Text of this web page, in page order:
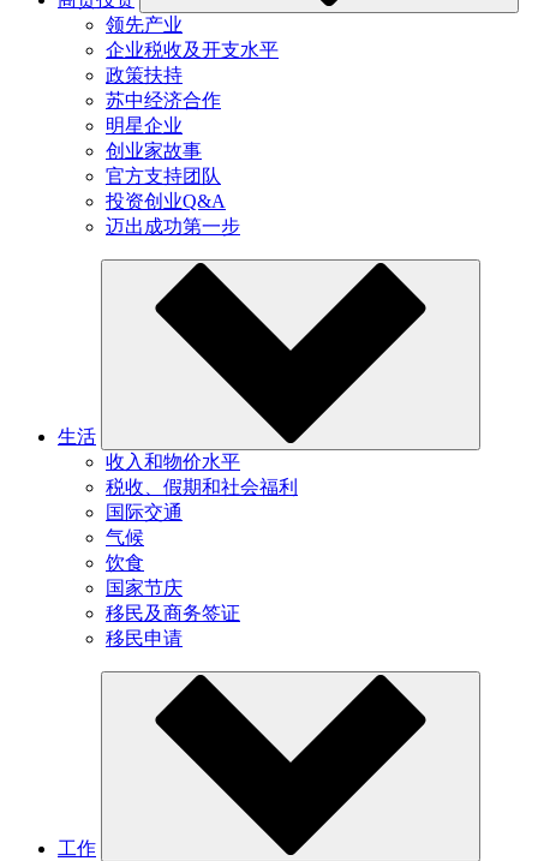
领先产业
企业税收及开支水平
政策扶持
苏中经济合作
明星企业
创业家故事
官方支持团队
投资创业Q&A
迈出成功第一步
生活
收入和物价水平
税收、假期和社会福利
国际交通
气候
饮食
国家节庆
移民及商务签证
移民申请
工作